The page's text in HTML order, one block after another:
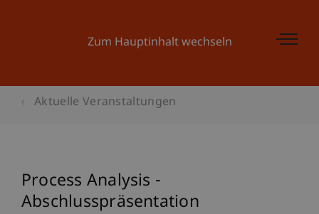
Zum Hauptinhalt wechseln
Aktuelle Veranstaltungen
Process Analysis -
Abschlusspräsentation